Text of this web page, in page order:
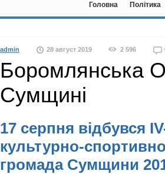
Головна Політика
admin 28 август 2019 2 596
Боромлянська
Сумщині
17 серпня відбувся
культурно-
громада Сумщини